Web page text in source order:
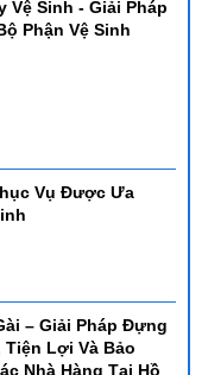
trong các nhà
sang trọng và thực
thông qua nắp kính.
nắp diễn ra khá nhẹ
Vệ Sinh - Giải Pháp
Phận Vệ Sinh
Vụ Được Ưa
– Giải Pháp Đựng
Lợi Và Bảo
Nhà Hàng Tại Hồ